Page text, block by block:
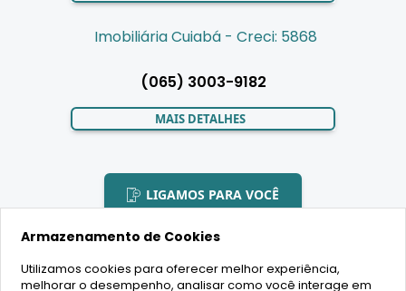
Imobiliária Cuiabá - Creci: 5868
(065) 3003-9182
MAIS DETALHES
LIGAMOS PARA VOCÊ
2020 Copyright - BR House Inteligência Imobiliária LTDA -
Armazenamento de Cookies
Utilizamos cookies para oferecer melhor experiência,
melhorar o desempenho, analisar como você interage em